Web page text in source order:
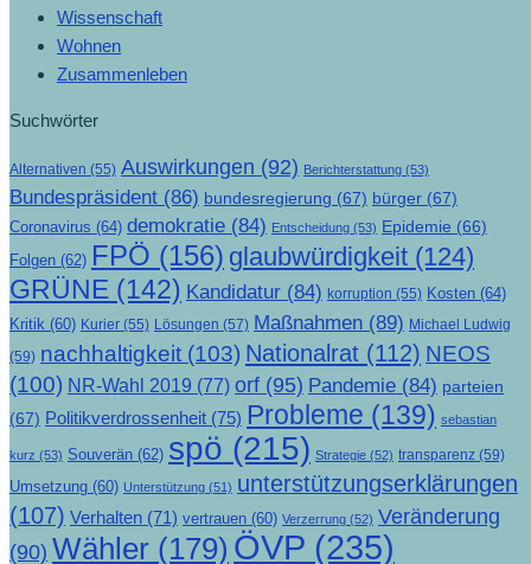
Wissenschaft
Wohnen
Zusammenleben
Suchwörter
Alternativen (55) Auswirkungen (92) Berichterstattung (53)
Bundespräsident (86) bundesregierung (67) bürger (67)
Coronavirus (64) demokratie (84) Entscheidung (53) Epidemie (66)
Folgen (62) FPÖ (156) glaubwürdigkeit (124)
GRÜNE (142) Kandidatur (84) korruption (55) Kosten (64)
Kritik (60) Kurier (55) Lösungen (57) Maßnahmen (89) Michael Ludwig
(59) nachhaltigkeit (103) Nationalrat (112) NEOS
(100) NR-Wahl 2019 (77) orf (95) Pandemie (84) parteien
(67) Politikverdrossenheit (75) Probleme (139) sebastian
kurz (53) Souverän (62) spö (215) Strategie (52) transparenz (59)
Umsetzung (60) Unterstützung (51) unterstützungserklärungen
(107) Verhalten (71) vertrauen (60) Verzerrung (52) Veränderung
(90) Wähler (179) ÖVP (235)